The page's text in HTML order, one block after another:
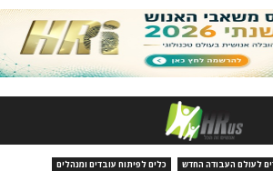
לעולם העבודה החדש כלים לפיתוח עובדים ומנהלים